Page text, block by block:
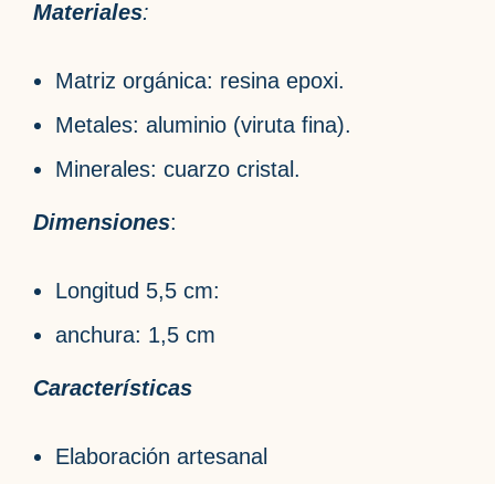
Materiales:
Matriz orgánica: resina epoxi.
Metales: aluminio (viruta fina).
Minerales: cuarzo cristal.
Dimensiones:
Longitud 5,5 cm:
anchura: 1,5 cm
Características
Elaboración artesanal